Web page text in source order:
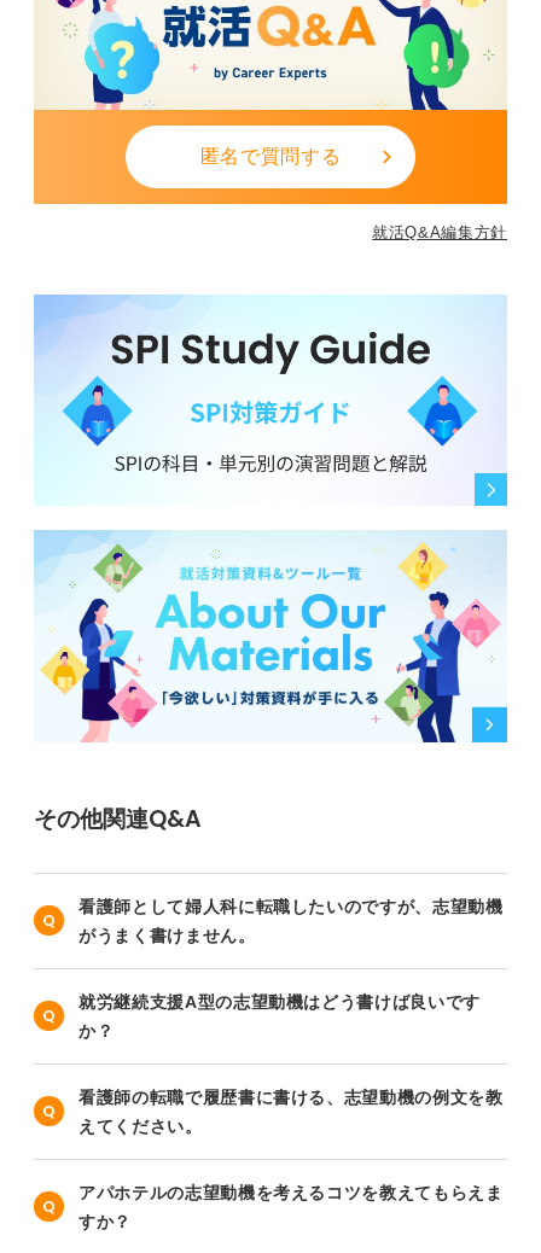
匿名で質問する
就活Q&A編集方針
その他関連Q&A
看護師として婦人科に転職したいのですが、志望動機
がうまく書けません。
就労継続支援A型の志望動機はどう書けば良いです
か？
看護師の転職で履歴書に書ける、志望動機の例文を教
えてください。
アパホテルの志望動機を考えるコツを教えてもらえま
すか？